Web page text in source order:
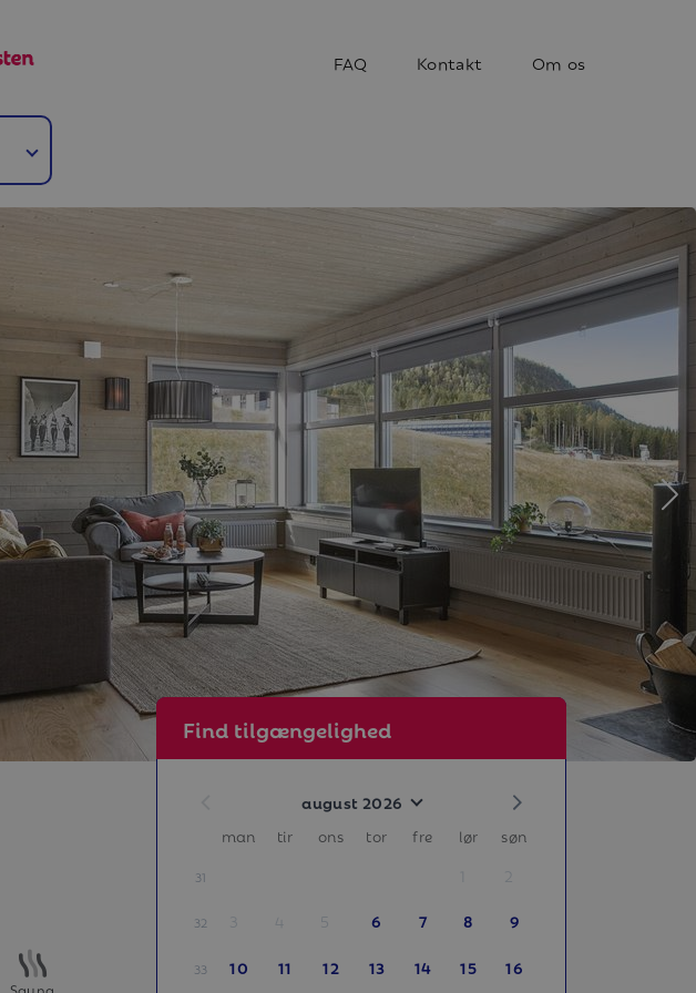
FAQ Kontakt Om os
Sauna
Find tilgængelighed
august 2026
man tir ons tor fre lør søn
31 2
32 3 4 5 6 7 8 9
33 10 11 12 13 14 15 16